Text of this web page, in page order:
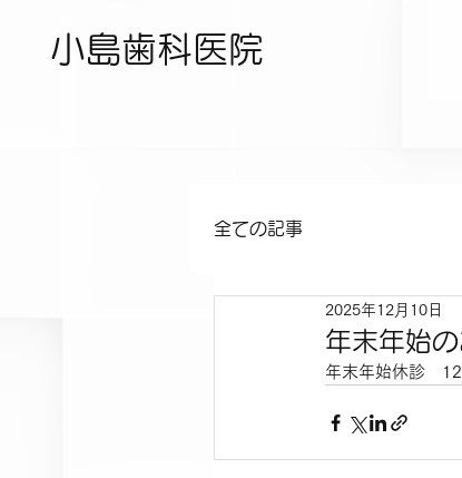
小島歯科医院
全ての記事
年末年始
2025年12月10日
年末年始休診　